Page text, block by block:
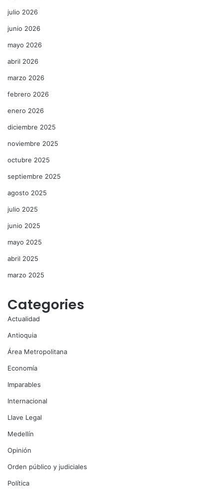
julio 2026
junio 2026
mayo 2026
abril 2026
marzo 2026
febrero 2026
enero 2026
diciembre 2025
noviembre 2025
octubre 2025
septiembre 2025
agosto 2025
julio 2025
junio 2025
mayo 2025
abril 2025
marzo 2025
Categories
Actualidad
Antioquia
Área Metropolitana
Economía
Imparables
Internacional
Llave Legal
Medellín
Opinión
Orden público y judiciales
Política